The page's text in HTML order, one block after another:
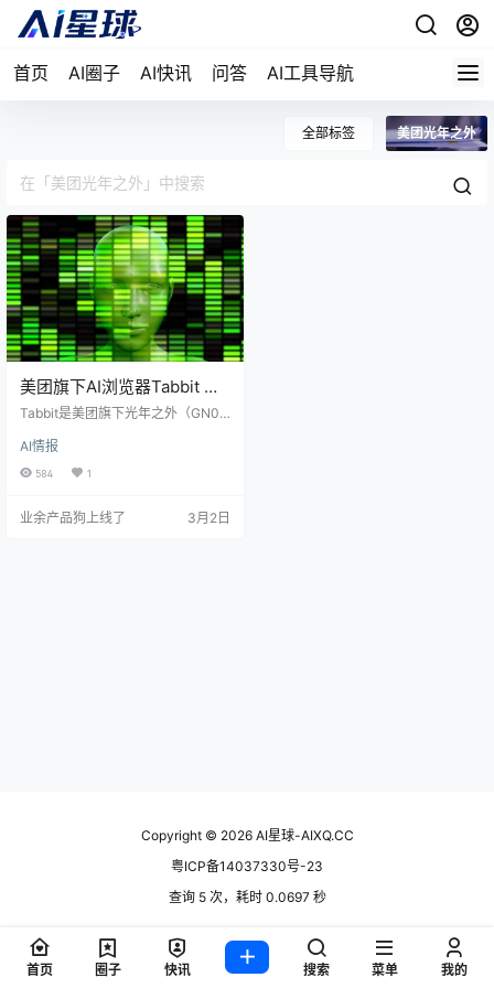
首页 AI圈子 AI快讯 问答 AI工具导航
全部标签 美团光年之外
美团旗下AI浏览器Tabbit 公
测
Tabbit是美团旗下光年之外（GN0
并开启公测的AI原生浏览器。它并非
传统浏览器简单集成AI插件，而是从
owser）。其核心理念是“工作交给T
AI情报
584 1
业余产品狗上线了 3月2日
Copyright © 2026AI星球-AIXQ.CC
粤ICP备14037330号-23
查询 5 次，耗时 0.0697 秒
首页 圈子 快讯 搜索 菜单 我的